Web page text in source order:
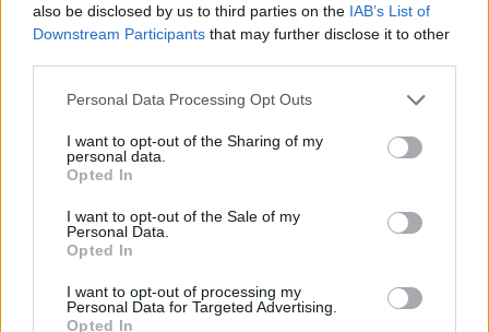
also be disclosed by us to third parties on the IAB’s List of
Downstream Participants that may further disclose it to other
Please note that this website/app uses one or more Google
not limited to your visit or usage behaviour. You may click to
grant or deny consent to Google and its third-party tags to
use your data for below specified purposes in below Google
consent section.
Personal Data Processing Opt Outs
I want to opt-out of the Sharing of my
personal data.
Opted In
I want to opt-out of the Sale of my
Personal Data.
Opted In
I want to opt-out of processing my
Personal Data for Targeted Advertising.
Opted In
Felsejlik a múlt – Heti Grün